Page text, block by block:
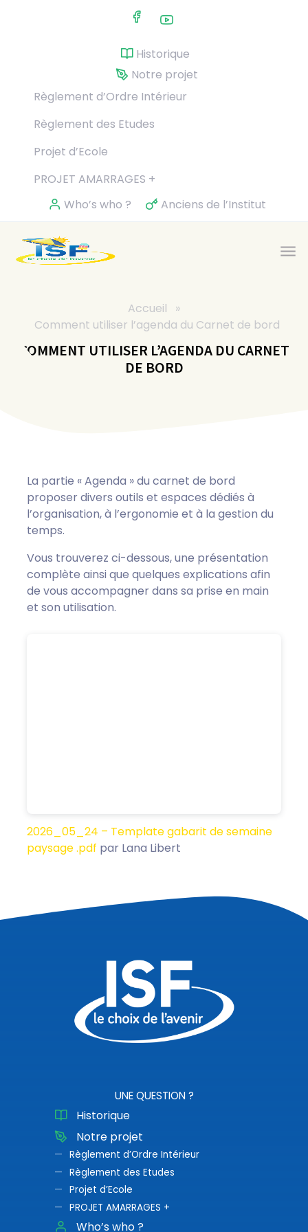
Historique
Notre projet
Règlement d’Ordre Intérieur
Règlement des Etudes
Projet d’Ecole
PROJET AMARRAGES +
Who’s who ?
Anciens de l’Institut
COMMENT UTILISER L’AGENDA DU CARNET
DE BORD
Accueil
»
Comment utiliser l’agenda du Carnet de bord
La partie « Agenda » du carnet de bord
proposer divers outils et espaces dédiés à
l’organisation, à l’ergonomie et à la gestion du
temps.
Vous trouverez ci-dessous, une présentation
complète ainsi que quelques explications afin
de vous accompagner dans sa prise en main
et son utilisation.
2026_05_24 – Template gabarit de semaine
paysage .pdf par Lana Libert
UNE QUESTION ?
Historique
Notre projet
Règlement d’Ordre Intérieur
Règlement des Etudes
Projet d’Ecole
PROJET AMARRAGES +
Who’s who ?